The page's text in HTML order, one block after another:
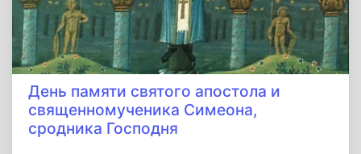
День памяти святого апостола и
священномученика Симеона,
сродника Господня